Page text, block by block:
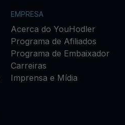
EMPRESA
Acerca do YouHodler
Programa de Afiliados
Programa de Embaixador
Carreiras
Imprensa e Mídia